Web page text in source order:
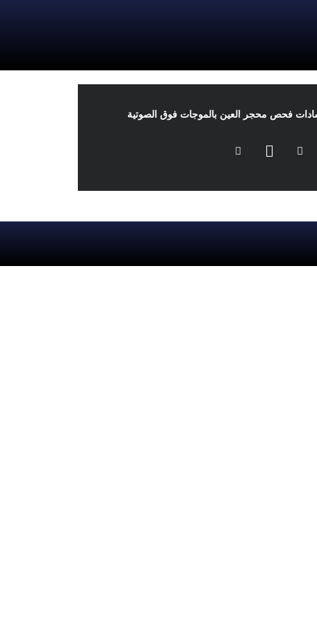
فحص محجر العين بالموجات فوق الصوتية